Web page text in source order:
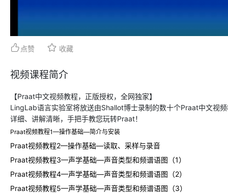
点赞 收藏
视频课程简介
【Praat中文视频教程，正版授权，全网独家】
LingLab语言实验室将放送由Shallot博士录制的数十个Praat中文视
详细、讲解清晰，手把手教您玩转Praat！
Praat视频教程1—操作基础—简介与安装
Praat视频教程2—操作基础—读取、采样与录音
Praat视频教程3—声学基础—声音类型和频谱语图（1）
Praat视频教程4—声学基础—声音类型和频谱语图（2）
Praat视频教程5—声学基础—声音类型和频谱语图（3）
美国 KAYPENTAX 言语发音空气动
力学系统/气流气压仪 PAS6600